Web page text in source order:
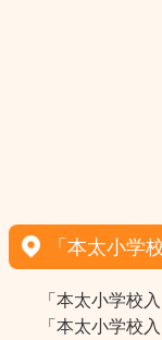
「本太小学
「本太小学校
「本太小学校